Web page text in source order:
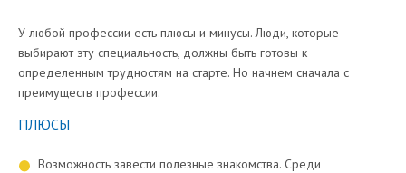
У любой профессии есть плюсы и минусы. Люди, которые
выбирают эту специальность, должны быть готовы к
определенным трудностям на старте. Но начнем сначала с
преимуществ профессии.
ПЛЮСЫ
Возможность завести полезные знакомства. Среди